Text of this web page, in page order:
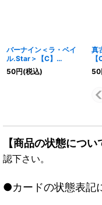
バーナイン＜ラ・ベイ
ル.Star＞【C】
{RP1958/95}《光》
50円(税込)
真
《
50
【商品の状態につい
認下さい。
●カードの状態表記